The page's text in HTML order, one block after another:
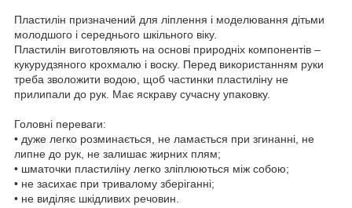
Пластилін призначений для ліплення і моделювання дітьми
молодшого і середнього шкільного віку.
Пластилін виготовляють на основі природніх компонентів –
кукурудзяного крохмалю і воску. Перед використанням руки
треба зволожити водою, щоб частинки пластиліну не
прилипали до рук. Має яскраву сучасну упаковку.
Головні переваги:
• дуже легко розминається, не ламається при згинанні, не
липне до рук, не залишає жирних плям;
• шматочки пластиліну легко зліплюються між собою;
• не засихає при тривалому зберіганні;
• не виділяє шкідливих речовин.